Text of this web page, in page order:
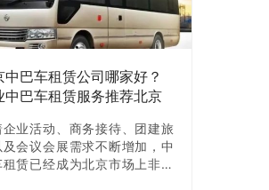
进行调度车辆，安排车队。现
租车，不管是去门店还是在手
都可以预定，随时可以租到满
中巴车租赁公司哪家好？
中巴车租赁服务推荐北京
企业活动、商务接待、团建旅
及会议会展需求不断增加，中
租赁已经成为北京市场上非常